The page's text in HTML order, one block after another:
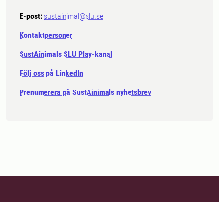
E-post: sustainimal@slu.se
Kontaktpersoner
SustAinimals SLU Play-kanal
Följ oss på LinkedIn
Prenumerera på SustAinimals nyhetsbrev